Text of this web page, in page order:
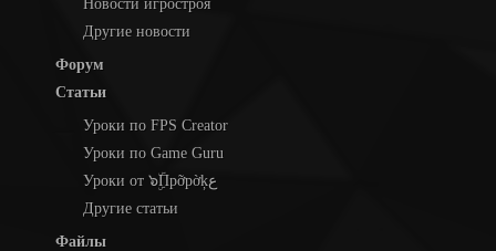
Другие новости
Форум
Статьи
Уроки по FPS Creator
Уроки по Game Guru
Уроки от ๖ۣۜПpỡpờķع
Другие статьи
Файлы